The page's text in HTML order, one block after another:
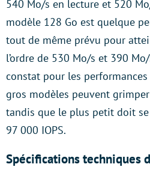
540 Mo/s en lecture et 520
modèle 128 Go est quelque
tout de même prévu pour
l’ordre de 530 Mo/s et 390
constat pour les
gros modèles peuvent
tandis que le plus petit doit
97 000 IOPS.
Spécifications techniques